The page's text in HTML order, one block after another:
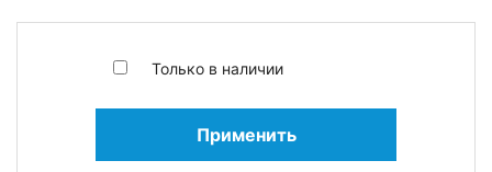
Только в наличии
Применить